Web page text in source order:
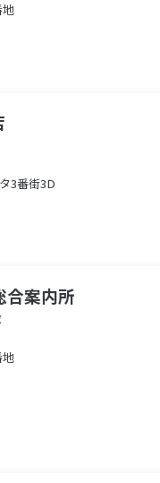
3番街3D
案内所